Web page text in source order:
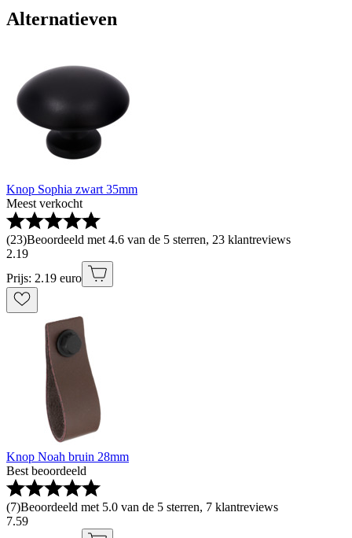
Alternatieven
Knop Sophia zwart 35mm
Meest verkocht
(23)Beoordeeld met 4.6 van de 5 sterren, 23 klantreviews
2.19
Prijs: 2.19 euro
Knop Noah bruin 28mm
Best beoordeeld
(7)Beoordeeld met 5.0 van de 5 sterren, 7 klantreviews
7.59